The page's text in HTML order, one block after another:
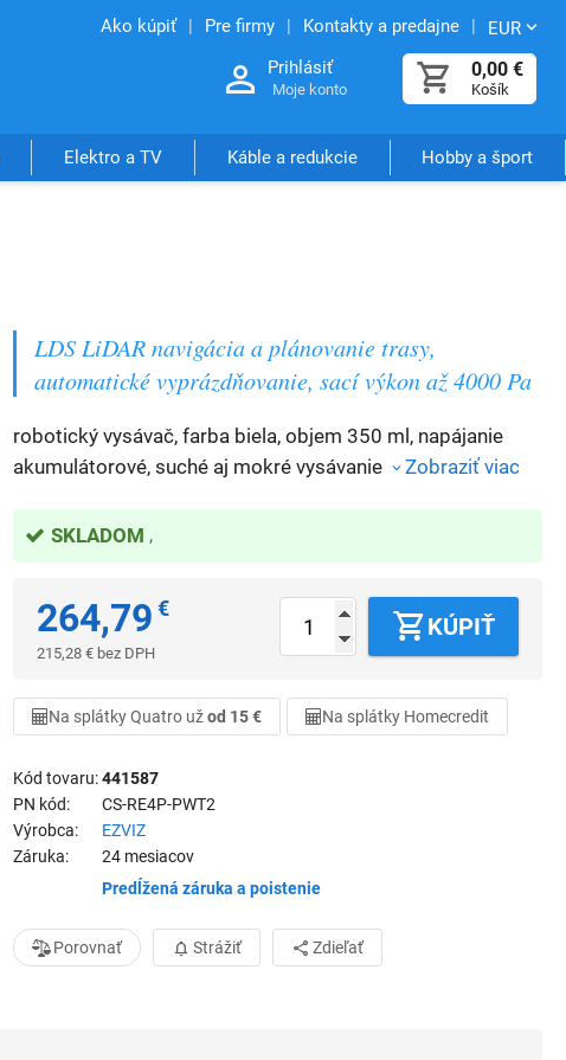
Ako kúpiť Pre firmy Kontakty a predajne EUR
0,00 €
Košík
Prihlásiť
Moje konto
Elektro a TV Káble a redukcie Hobby a šport
LDS LiDAR navigácia a plánovanie trasy,
automatické vyprázdňovanie, sací výkon až 4000 Pa
robotický vysávač, farba biela, objem 350 ml, napájanie
akumulátorové, suché aj mokré vysávanie
Zobraziť viac
SKLADOM
264,79 €
215,28 € bez DPH
KÚPIŤ
Na splátky Quatro užod 15 € Na splátky Homecredit
Kód tovaru 441587
PN kód
CS-RE4P-PWT2
Výrobca
EZVIZ
Záruka
24 mesiacov
Predĺžená záruka a poistenie
Porovnať Strážiť Zdieľať